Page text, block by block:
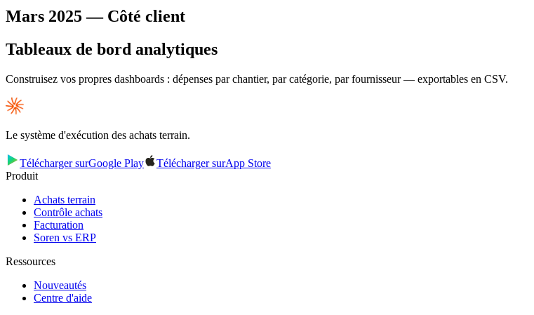
Mars 2025 — Côté client
Tableaux de bord analytiques
Construisez vos propres dashboards : dépenses par chantier, par catégorie, par fournisseur — exportables en CSV.
Le système d'exécution des achats terrain.
Télécharger surGoogle Play Télécharger surApp Store
Produit
Achats terrain
Contrôle achats
Facturation
Soren vs ERP
Ressources
Nouveautés
Centre d'aide